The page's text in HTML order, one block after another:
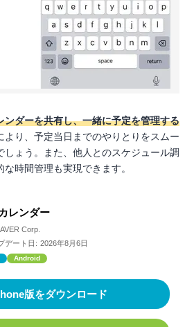
ンダーを共有し、一緒に予定を管理する
より、予定当日までのやりとりをスムー
しょう。また、他人とのスケジュール調
時間管理も実現できます。
レンダー
Corp.
デート日: 2026年8月6日
Android
版をダウンロード